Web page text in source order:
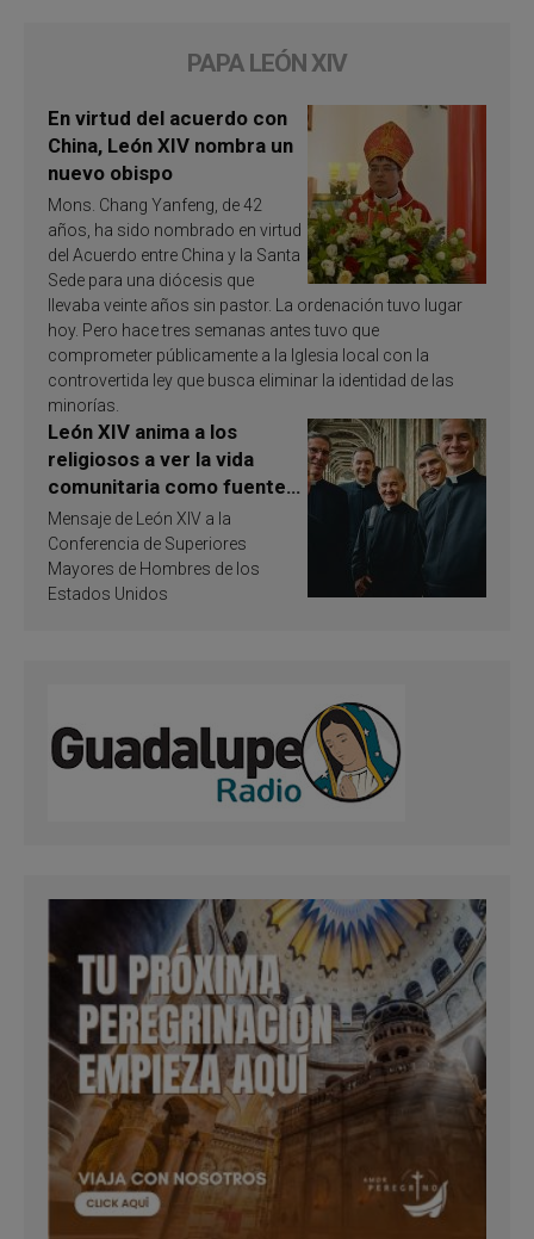
PAPA LEÓN XIV
En virtud del acuerdo con
China, León XIV nombra un
nuevo obispo
Mons. Chang Yanfeng, de 42
años, ha sido nombrado en virtud
del Acuerdo entre China y la Santa
Sede para una diócesis que
llevaba veinte años sin pastor. La ordenación tuvo lugar
hoy. Pero hace tres semanas antes tuvo que
comprometer públicamente a la Iglesia local con la
controvertida ley que busca eliminar la identidad de las
minorías.
León XIV anima a los
religiosos a ver la vida
comunitaria como fuente
de inspiración y
santificación
Mensaje de León XIV a la
Conferencia de Superiores
Mayores de Hombres de los
Estados Unidos